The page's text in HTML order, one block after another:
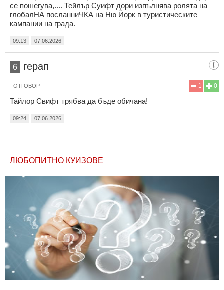
се пошегува,.... Тейлър Суифт дори изпълнява ролята на
глобалНА посланниЧКА на Ню Йорк в туристическите
кампании на града.
09:13 07.06.2026
6 герап
0
1
ОТГОВОР
Тайлор Свифт трябва да бъде обичана!
09:24 07.06.2026
ЛЮБОПИТНО КУИЗОВЕ